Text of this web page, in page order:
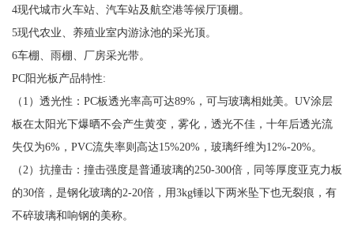
4现代城市火车站、汽车站及航空港等候厅顶棚。
5现代农业、养殖业室内游泳池的采光顶。
6车棚、雨棚、厂房采光带。
PC阳光板产品特性:
（1）透光性：PC板透光率高可达89%，可与玻璃相妣美。UV涂层
板在太阳光下爆晒不会产生黄变，雾化，透光不佳，十年后透光流
失仅为6%，PVC流失率则高达15%20%，玻璃纤维为12%-20%。
（2）抗撞击：撞击强度是普通玻璃的250-300倍，同等厚度亚克力板
的30倍，是钢化玻璃的2-20倍，用3kg锤以下两米坠下也无裂痕，有
不碎玻璃和响钢的美称。